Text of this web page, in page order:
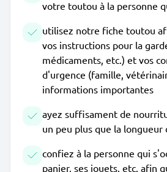
votre toutou à la personne
utilisez notre fiche toutou
vos instructions pour la
médicaments, etc.) et vos
d'urgence (famille,
informations importantes
ayez suffisament de
un peu plus que la longueur
confiez à la personne qui
panier, ses jouets, etc. afin